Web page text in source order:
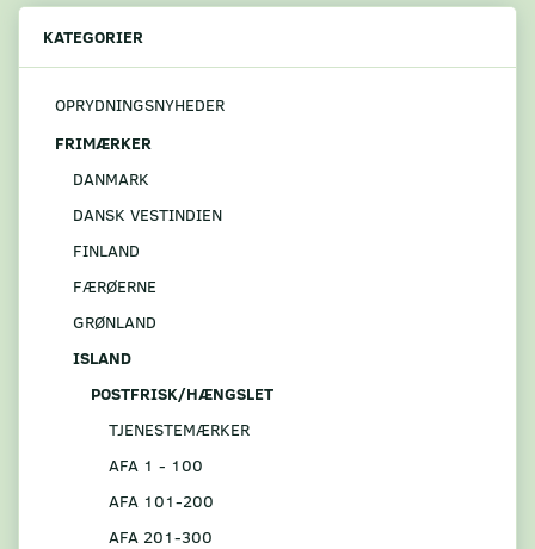
KATEGORIER
OPRYDNINGSNYHEDER
FRIMÆRKER
DANMARK
DANSK VESTINDIEN
FINLAND
FÆRØERNE
GRØNLAND
ISLAND
POSTFRISK/HÆNGSLET
TJENESTEMÆRKER
AFA 1 - 100
AFA 101-200
AFA 201-300